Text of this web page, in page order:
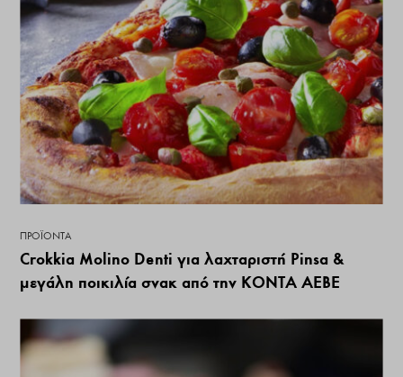
ΠΡΟΪΌΝΤΑ
Crokkia Molino Denti για λαχταριστή Pinsa &
μεγάλη ποικιλία σνακ από την ΚΟΝΤΑ ΑΕΒΕ